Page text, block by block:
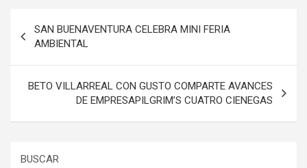
de
entradas
SAN BUENAVENTURA CELEBRA MINI FERIA
AMBIENTAL
BETO VILLARREAL CON GUSTO COMPARTE AVANCES
DE EMPRESAPILGRIM’S CUATRO CIENEGAS
BUSCAR